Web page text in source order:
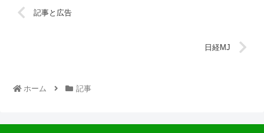
記事と広告
日経MJ
ホーム 記事